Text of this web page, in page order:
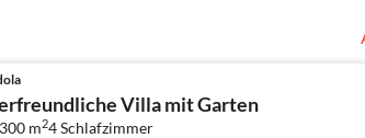
Villa mit Garten
m24Schlafzimmer